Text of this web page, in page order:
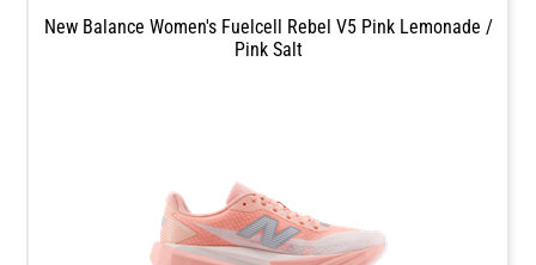
New Balance Women's Fuelcell Rebel V5 Pink Lemonade /
Pink Salt